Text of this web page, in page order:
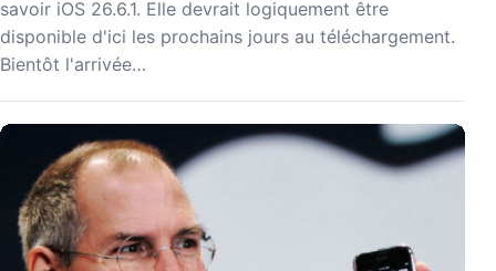
savoir iOS 26.6.1. Elle devrait logiquement être
disponible d'ici les prochains jours au téléchargement.
Bientôt l'arrivée…